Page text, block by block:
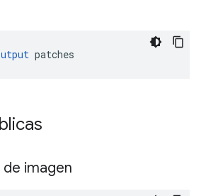
patches
imagen